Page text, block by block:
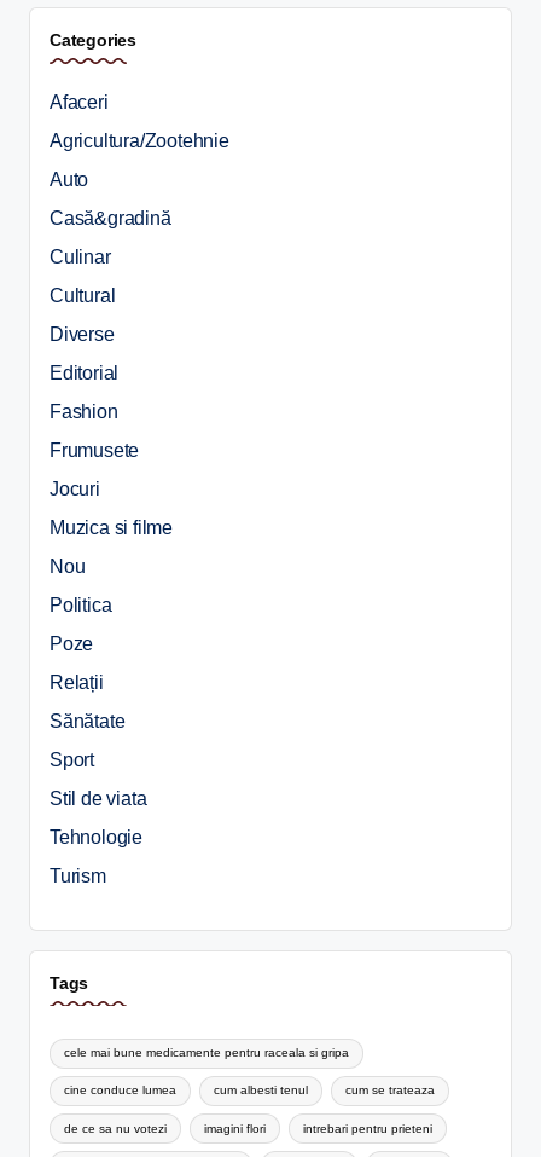
Categories
Afaceri
Agricultura/Zootehnie
Auto
Casă&gradină
Culinar
Cultural
Diverse
Editorial
Fashion
Frumusete
Jocuri
Muzica si filme
Nou
Politica
Poze
Relații
Sănătate
Sport
Stil de viata
Tehnologie
Turism
Tags
cele mai bune medicamente pentru raceala si gripa
cine conduce lumea cum albesti tenul cum se trateaza
de ce sa nu votezi imagini flori intrebari pentru prieteni